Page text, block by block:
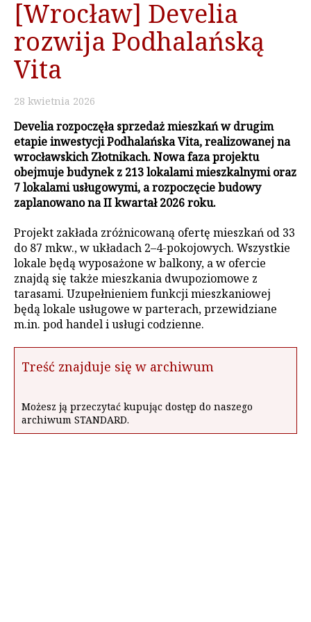
[Wrocław] Develia
rozwija Podhalańską
Vita
28 kwietnia 2026
Develia rozpoczęła sprzedaż mieszkań w drugim
etapie inwestycji Podhalańska Vita, realizowanej na
wrocławskich Złotnikach. Nowa faza projektu
obejmuje budynek z 213 lokalami mieszkalnymi oraz
7 lokalami usługowymi, a rozpoczęcie budowy
zaplanowano na II kwartał 2026 roku.
Projekt zakłada zróżnicowaną ofertę mieszkań od 33
do 87 mkw., w układach 2–4-pokojowych. Wszystkie
lokale będą wyposażone w balkony, a w ofercie
znajdą się także mieszkania dwupoziomowe z
tarasami. Uzupełnieniem funkcji mieszkaniowej
będą lokale usługowe w parterach, przewidziane
m.in. pod handel i usługi codzienne.
Treść znajduje się w archiwum
Możesz ją przeczytać kupując dostęp do naszego
archiwum STANDARD.